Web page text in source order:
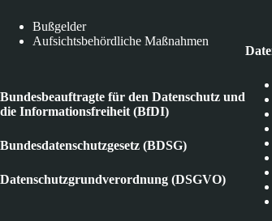
Bußgelder
Aufsichtsbehördliche Maßnahmen
Bundesbeauftragte für den Datenschutz und
die Informationsfreiheit (BfDI)
Bundesdatenschutzgesetz (BDSG)
Datenschutzgrundverordnung (DSGVO)